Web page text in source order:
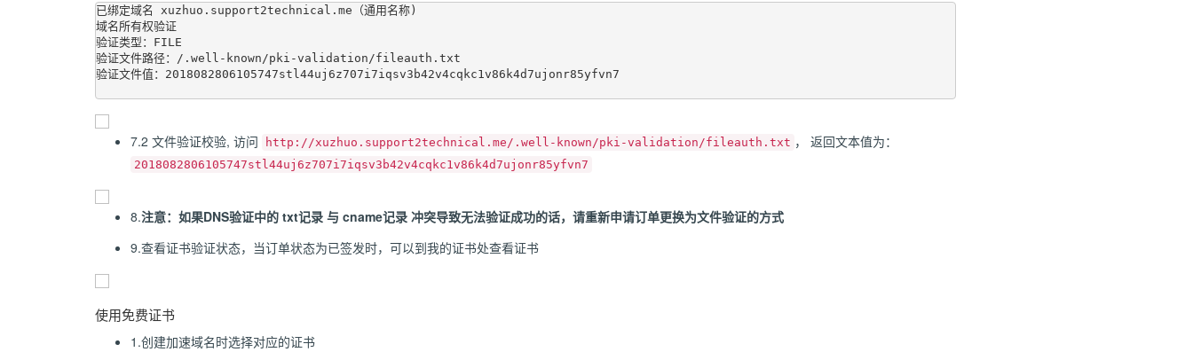
已绑定域名 xuzhuo.support2technical.me（通用名称)
域名所有权验证
验证类型：FILE
验证文件路径：/.well-known/pki-validation/fileauth.txt
验证文件值：2018082806105747stl44uj6z707i7iqsv3b42v4cqkc1v86k4d7ujonr85yfvn7
7.2 文件验证校验, 访问 http://xuzhuo.support2technical.me/.well-known/pki-validation/fileauth.txt ， 返回文本值为：
2018082806105747stl44uj6z707i7iqsv3b42v4cqkc1v86k4d7ujonr85yfvn7
8.注意：如果DNS验证中的 txt记录 与 cname记录 冲突导致无法验证成功的话，请重新申请订单更换为文件验证的方式
9.查看证书验证状态，当订单状态为已签发时，可以到我的证书处查看证书
使用免费证书
1.创建加速域名时选择对应的证书